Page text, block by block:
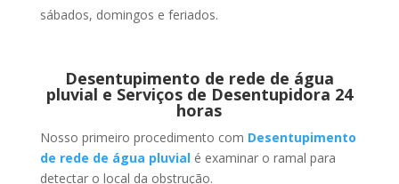
sábados, domingos e feriados.
Desentupimento de rede de água
pluvial e Serviços de Desentupidora 24
horas
Nosso primeiro procedimento com Desentupimento
de rede de água pluvialé examinar o ramal para
detectar o local da obstrução.